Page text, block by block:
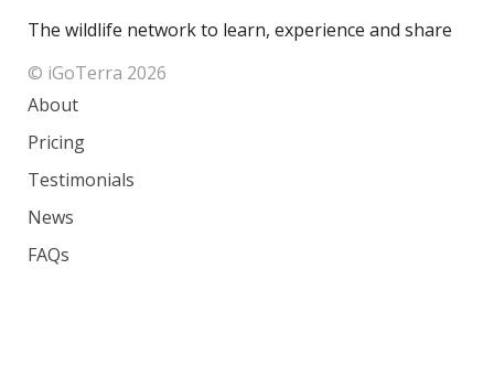
The wildlife network to learn, experience and share
© iGoTerra 2026
About
Pricing
Testimonials
News
FAQs